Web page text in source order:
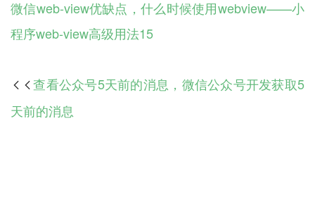
微信web-view优缺点，什么时候使用webview——小
程序web-view高级用法15
 查看公众号5天前的消息，微信公众号开发获取5
天前的消息